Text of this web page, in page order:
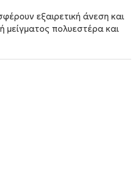
εξαιρετική άνεση και
μείγματος πολυεστέρα και